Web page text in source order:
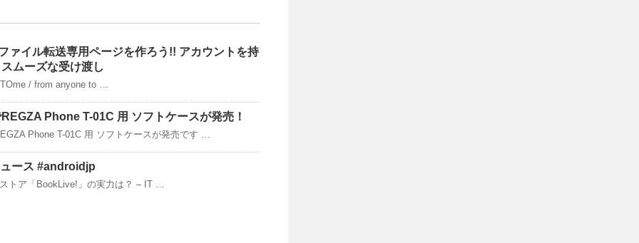
ァイル転送専用ページを作ろう!! アカウントを持
ムーズな受け渡し
/ from anyone to …
Phone T-01C 用 ソフトケースが発売！
Phone T-01C 用 ソフトケースが発売です …
ース #androidjp
トア「BookLive!」の実力は？ – IT …